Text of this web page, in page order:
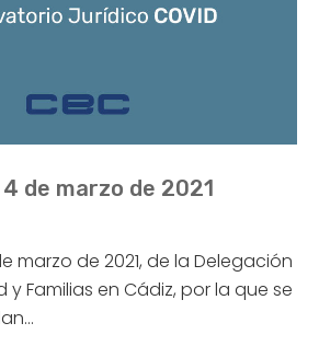
de marzo de 2021
marzo de 2021, de la Delegación
y Familias en Cádiz, por la que se